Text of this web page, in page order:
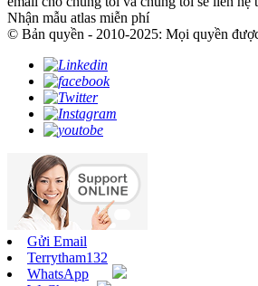
Nhận mẫu atlas miễn phí
© Bản quyền - 2010-2025: Mọi quyền
Gửi Email
Terrytham132
WhatsApp